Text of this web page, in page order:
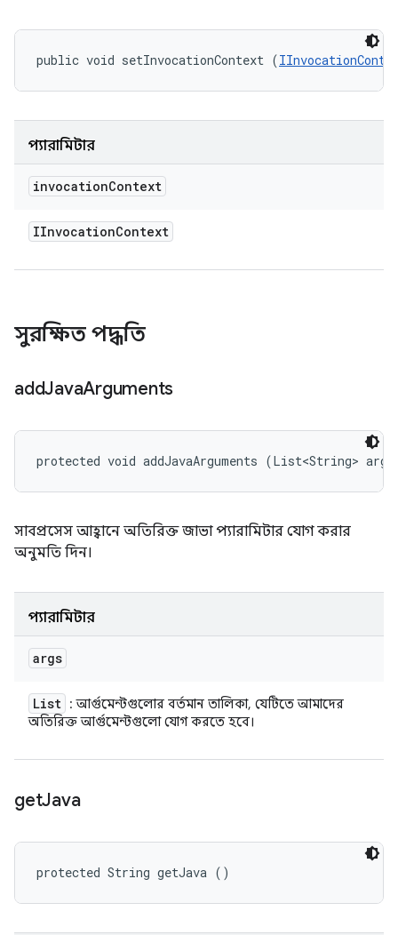
public void setInvocationContext (
প্যারামিটার
invocationContext
IInvocationContext
সুরক্ষিত পদ্ধতি
addJavaArguments
protected void addJavaArguments (List<String>
সাবপ্রসেস আহ্বানে অতিরিক্ত জাভা প্যারামিটার যোগ করার
অনুমতি দিন।
প্যারামিটার
args
List : আর্গুমেন্টগুলোর বর্তমান তালিকা, যেটিতে আমাদের
অতিরিক্ত আর্গুমেন্টগুলো যোগ করতে হবে।
getJava
protected String getJava ()